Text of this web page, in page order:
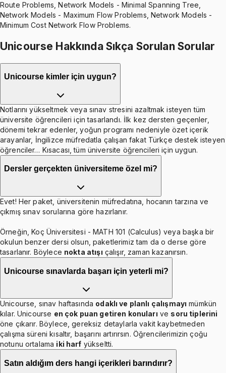
Route Problems, Network Models - Minimal Spanning Tree,
Network Models - Maximum Flow Problems, Network Models -
Minimum Cost Network Flow Problems.
Unicourse Hakkında Sıkça Sorulan Sorular
Unicourse kimler için uygun?
Notlarını yükseltmek veya sınav stresini azaltmak isteyen tüm
üniversite öğrencileri için tasarlandı. İlk kez dersten geçenler,
dönemi tekrar edenler, yoğun programı nedeniyle özet içerik
arayanlar, İngilizce müfredatla çalışan fakat Türkçe destek isteyen
öğrenciler… Kısacası, tüm üniversite öğrencileri için uygun.
Dersler gerçekten üniversiteme özel mi?
Evet! Her paket, üniversitenin müfredatına, hocanın tarzına ve
çıkmış sınav sorularına göre hazırlanır.
Örneğin, Koç Üniversitesi - MATH 101 (Calculus) veya başka bir
okulun benzer dersi olsun, paketlerimiz tam da o derse göre
tasarlanır. Böylece nokta atışı çalışır, zaman kazanırsın.
Unicourse sınavlarda başarı için yeterli mi?
Unicourse, sınav haftasında odaklı ve planlı çalışmayı mümkün
kılar. Unicourse en çok puan getiren konuları ve soru tiplerini
öne çıkarır. Böylece, gereksiz detaylarla vakit kaybetmeden
çalışma süreni kısaltır, başarını artırırsın. Öğrencilerimizin çoğu
notunu ortalama iki harf yükseltti.
Satın aldığım ders hangi içerikleri barındırır?